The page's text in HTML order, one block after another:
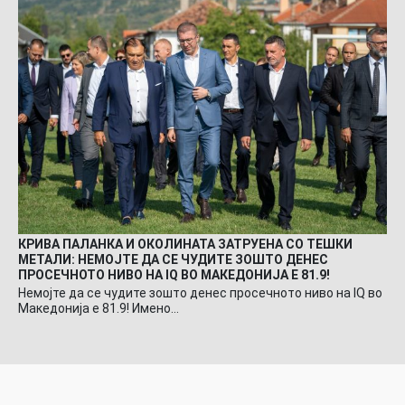
КРИВА ПАЛАНКА И ОКОЛИНАТА ЗАТРУЕНА СО ТЕШКИ
МЕТАЛИ: НЕМОЈТЕ ДА СЕ ЧУДИТЕ ЗОШТО ДЕНЕС
ПРОСЕЧНОТО НИВО НА IQ ВО МАКЕДОНИЈА Е 81.9!
Немојте да се чудите зошто денес просечното ниво на IQ во
Македонија е 81.9! Имено…